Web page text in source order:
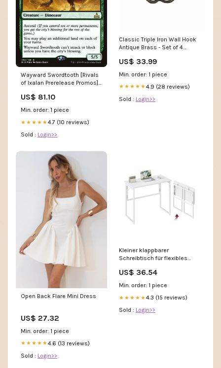
Wayward Swordtooth [Rivals
of Ixalan Prerelease Promos]
US$ 81.10
Min. order: 1 piece
★★★★★4.7 (10 reviews)
Sold : Login>>
Classic Triple Iron Wall Hook
Antique Brass - Set of 4
classique en fer laiton
4 crochets Stackable
US$ 33.99
Min. order: 1 piece
★★★★★4.9 (28 reviews)
Sold : Login>>
Open Back Flare Mini Dress
US$ 27.32
Min. order: 1 piece
★★★★★4.6 (13 reviews)
Sold : Login>>
Kleiner klappbarer
Schreibtisch für flexibles
US$ 36.54
Min. order: 1 piece
★★★★★4.3 (15 reviews)
Sold : Login>>